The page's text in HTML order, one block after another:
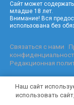
Сайт может
младше 18 лет.
Внимание! Вся
использована без
Связаться с нами
Редакционная
Наш сайт
использовать